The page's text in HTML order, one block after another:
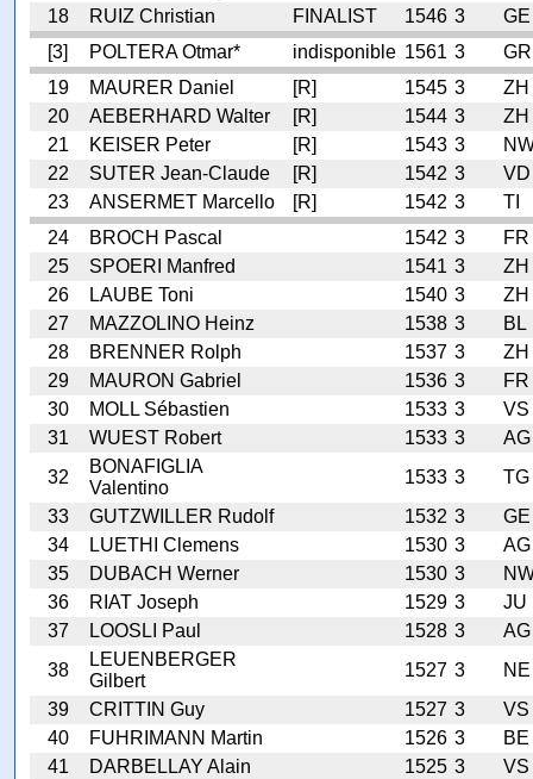
18
RUIZ Christian FINALIST 1546 3
GE
[3]
POLTERA Otmar* indisponible 1561 3
GR
19
MAURER Daniel [R] 1545 3
ZH
20
AEBERHARD Walter [R] 1544 3
ZH
21
KEISER Peter [R] 1543 3
22
SUTER Jean-Claude [R] 1542 3
VD
23
ANSERMET Marcello [R] 1542 3
TI
24
BROCH Pascal 1542 3
FR
25
SPOERI Manfred 1541 3
ZH
26
LAUBE Toni 1540 3
ZH
27
MAZZOLINO Heinz 1538 3
BL
28
BRENNER Rolph 1537 3
ZH
29
MAURON Gabriel 1536 3
FR
30
MOLL Sébastien 1533 3
VS
31
WUEST Robert 1533 3
AG
32
BONAFIGLIA
Valentino
1533 3
TG
33
GUTZWILLER Rudolf 1532 3
GE
34
LUETHI Clemens 1530 3
AG
35
DUBACH Werner 1530 3
36
RIAT Joseph 1529 3
JU
37
LOOSLI Paul 1528 3
AG
38
LEUENBERGER
Gilbert
1527 3
NE
39
CRITTIN Guy 1527 3
VS
40
FUHRIMANN Martin 1526 3
BE
41
DARBELLAY Alain 1525 3
VS